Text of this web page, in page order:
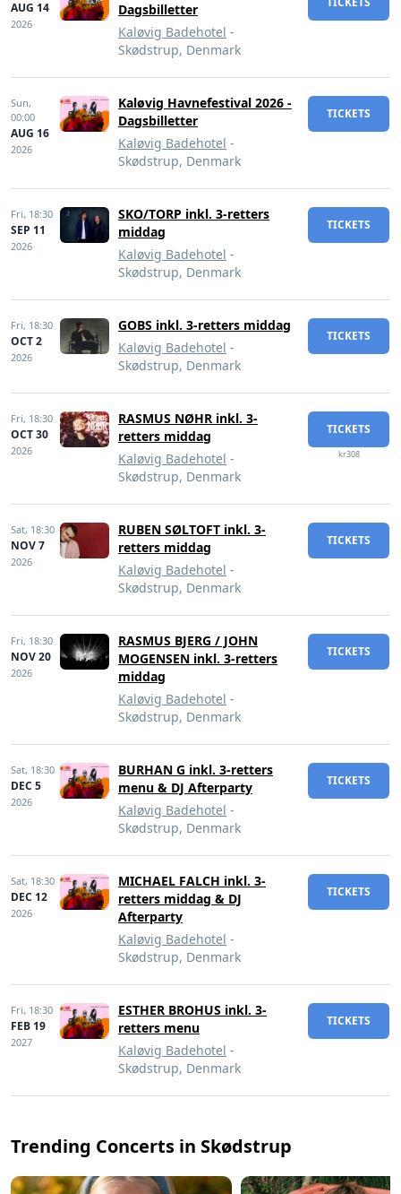
AUG 14
2026
Dagsbilletter
Kaløvig Badehotel -
Skødstrup, Denmark
Sun,
00:00
AUG 16
2026
Kaløvig Havnefestival 2026 -
Dagsbilletter
Kaløvig Badehotel -
Skødstrup, Denmark
TICKETS
Fri, 18:30
SEP 11
2026
SKO/TORP inkl. 3-retters
middag
Kaløvig Badehotel -
Skødstrup, Denmark
TICKETS
Fri, 18:30
OCT 2
2026
GOBS inkl. 3-retters middag
Kaløvig Badehotel -
Skødstrup, Denmark
TICKETS
Fri, 18:30
OCT 30
2026
RASMUS NØHR inkl. 3-
retters middag
Kaløvig Badehotel -
Skødstrup, Denmark
TICKETS
kr308
Sat, 18:30
NOV 7
2026
RUBEN SØLTOFT inkl. 3-
retters middag
Kaløvig Badehotel -
Skødstrup, Denmark
TICKETS
Fri, 18:30
NOV 20
2026
RASMUS BJERG / JOHN
MOGENSEN inkl. 3-retters
middag
Kaløvig Badehotel -
Skødstrup, Denmark
TICKETS
Sat, 18:30
DEC 5
2026
BURHAN G inkl. 3-retters
menu & DJ Afterparty
Kaløvig Badehotel -
Skødstrup, Denmark
TICKETS
Sat, 18:30
DEC 12
2026
MICHAEL FALCH inkl. 3-
retters middag & DJ
Afterparty
Kaløvig Badehotel -
Skødstrup, Denmark
TICKETS
Fri, 18:30
FEB 19
2027
ESTHER BROHUS inkl. 3-
retters menu
Kaløvig Badehotel -
Skødstrup, Denmark
TICKETS
Trending Concerts in Skødstrup